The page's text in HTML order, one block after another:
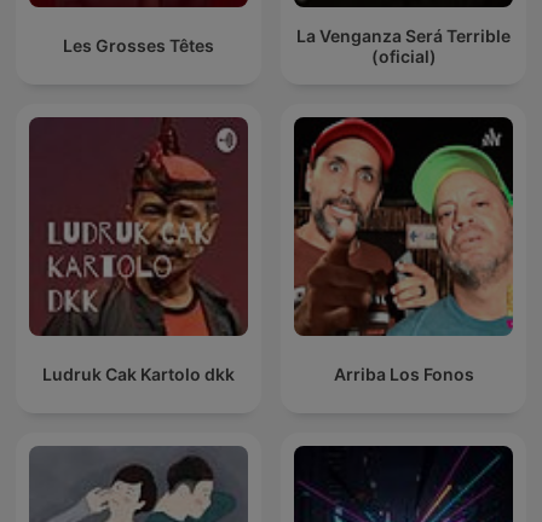
Les Grosses Têtes
La Venganza Será Terrible
(oficial)
Ludruk Cak Kartolo dkk Arriba Los Fonos